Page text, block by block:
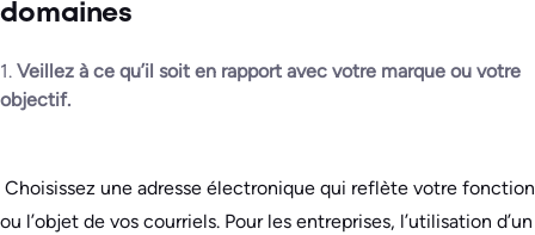
domaines
1. Veillez à ce qu’il soit en rapport avec votre marque ou votre
objectif.
Choisissez une adresse électronique qui reflète votre fonction
ou l’objet de vos courriels. Pour les entreprises, l’utilisation d’un